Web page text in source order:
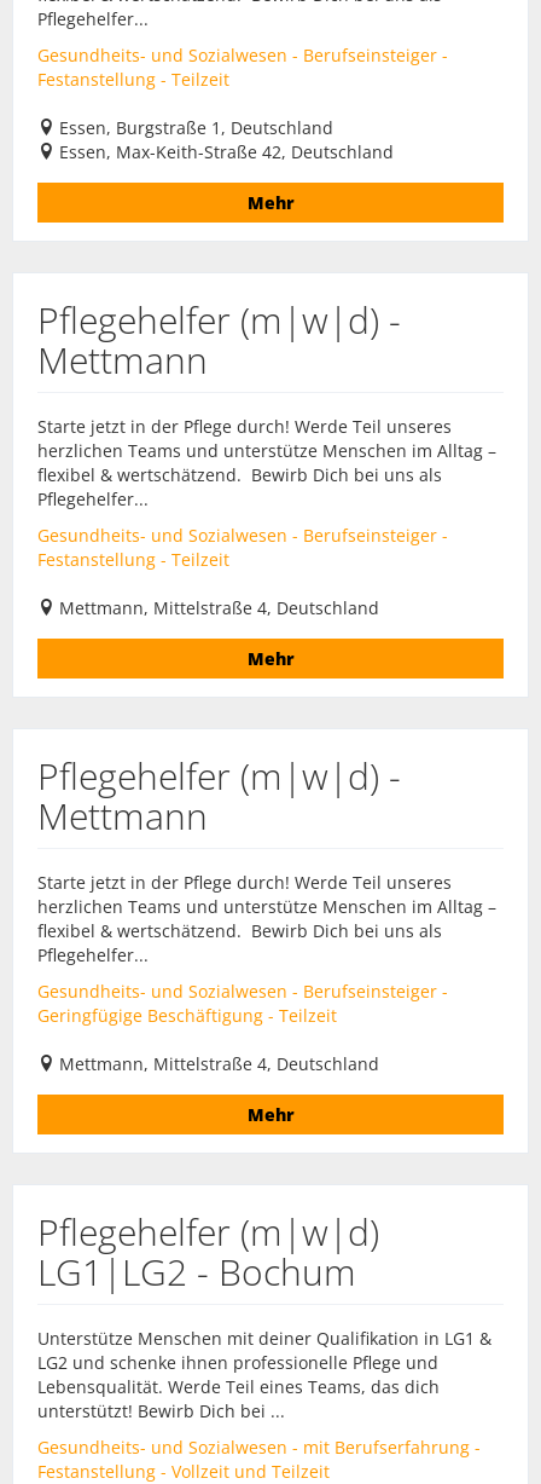
Pflegehelfer...
Gesundheits- und Sozialwesen - Berufseinsteiger -
Festanstellung - Teilzeit
Essen, Burgstraße 1, Deutschland
Essen, Max-Keith-Straße 42, Deutschland
Mehr
Pflegehelfer (m|w|d) -
Mettmann
Starte jetzt in der Pflege durch! Werde Teil unseres
herzlichen Teams und unterstütze Menschen im Alltag –
flexibel & wertschätzend. Bewirb Dich bei uns als
Pflegehelfer...
Gesundheits- und Sozialwesen - Berufseinsteiger -
Festanstellung - Teilzeit
Mettmann, Mittelstraße 4, Deutschland
Mehr
Pflegehelfer (m|w|d) -
Mettmann
Starte jetzt in der Pflege durch! Werde Teil unseres
herzlichen Teams und unterstütze Menschen im Alltag –
flexibel & wertschätzend. Bewirb Dich bei uns als
Pflegehelfer...
Gesundheits- und Sozialwesen - Berufseinsteiger -
Geringfügige Beschäftigung - Teilzeit
Mettmann, Mittelstraße 4, Deutschland
Mehr
Pflegehelfer (m|w|d)
LG1|LG2 - Bochum
Unterstütze Menschen mit deiner Qualifikation in LG1 &
LG2 und schenke ihnen professionelle Pflege und
Lebensqualität. Werde Teil eines Teams, das dich
unterstützt! Bewirb Dich bei ...
Gesundheits- und Sozialwesen - mit Berufserfahrung -
Festanstellung - Vollzeit und Teilzeit